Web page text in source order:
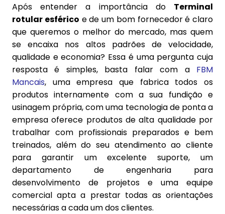
Após entender a importância do Terminal
rotular esférico e de um bom fornecedor é claro
que queremos o melhor do mercado, mas quem
se encaixa nos altos padrões de velocidade,
qualidade e economia? Essa é uma pergunta cuja
resposta é simples, basta falar com a FBM
Mancais, uma empresa que fabrica todos os
produtos internamente com a sua fundição e
usinagem própria, com uma tecnologia de ponta a
empresa oferece produtos de alta qualidade por
trabalhar com profissionais preparados e bem
treinados, além do seu atendimento ao cliente
para garantir um excelente suporte, um
departamento de engenharia para
desenvolvimento de projetos e uma equipe
comercial apta a prestar todas as orientações
necessárias a cada um dos clientes.